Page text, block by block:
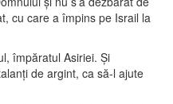
cu care a împins pe Israil la
împăratul Asiriei. Şi
de argint, ca să-l ajute